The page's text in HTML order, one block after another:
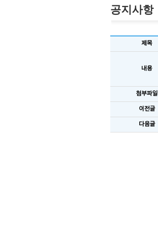
공지사항
제목
내용
첨부파일
이전글
다음글